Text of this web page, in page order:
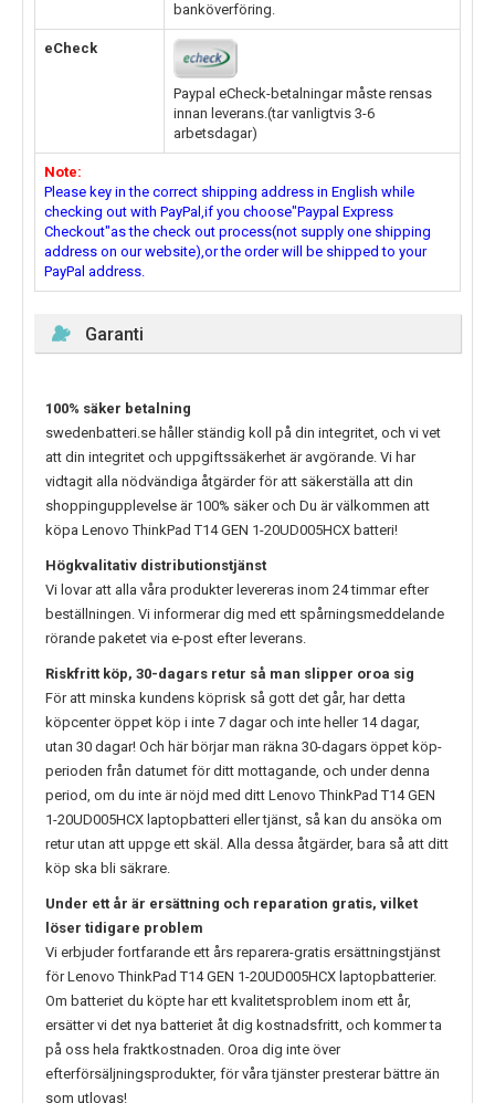
banköverföring.
eCheck
Paypal eCheck-betalningar måste rensas
innan leverans.(tar vanligtvis 3-6
arbetsdagar)
Note:
Please key in the correct shipping address in English while
checking out with PayPal,if you choose"Paypal Express
Checkout"as the check out process(not supply one shipping
address on our website),or the order will be shipped to your
PayPal address.
Garanti
100% säker betalning
swedenbatteri.se håller ständig koll på din integritet, och vi vet
att din integritet och uppgiftssäkerhet är avgörande. Vi har
vidtagit alla nödvändiga åtgärder för att säkerställa att din
shoppingupplevelse är 100% säker och Du är välkommen att
köpa Lenovo ThinkPad T14 GEN 1-20UD005HCX batteri!
Högkvalitativ distributionstjänst
Vi lovar att alla våra produkter levereras inom 24 timmar efter
beställningen. Vi informerar dig med ett spårningsmeddelande
rörande paketet via e-post efter leverans.
Riskfritt köp, 30-dagars retur så man slipper oroa sig
För att minska kundens köprisk så gott det går, har detta
köpcenter öppet köp i inte 7 dagar och inte heller 14 dagar,
utan 30 dagar! Och här börjar man räkna 30-dagars öppet köp-
perioden från datumet för ditt mottagande, och under denna
period, om du inte är nöjd med ditt Lenovo ThinkPad T14 GEN
1-20UD005HCX laptopbatteri eller tjänst, så kan du ansöka om
retur utan att uppge ett skäl. Alla dessa åtgärder, bara så att ditt
köp ska bli säkrare.
Under ett år är ersättning och reparation gratis, vilket
löser tidigare problem
Vi erbjuder fortfarande ett års reparera-gratis ersättningstjänst
förLenovo ThinkPad T14 GEN 1-20UD005HCX laptopbatterier.
Om batteriet du köpte har ett kvalitetsproblem inom ett år,
ersätter vi det nya batteriet åt dig kostnadsfritt, och kommer ta
på oss hela fraktkostnaden. Oroa dig inte över
efterförsäljningsprodukter, för våra tjänster presterar bättre än
som utlovas!